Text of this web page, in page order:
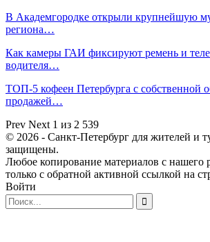
В Академгородке открыли крупнейшую
региона…
Как камеры ГАИ фиксируют ремень и
водителя…
ТОП-5 кофеен Петербурга с собственной
продажей…
Prev Next 1 из 2 539
© 2026 - Санкт-Петербург для жителей и
защищены.
Любое копирование материалов с нашего
только с обратной активной ссылкой на
Войти